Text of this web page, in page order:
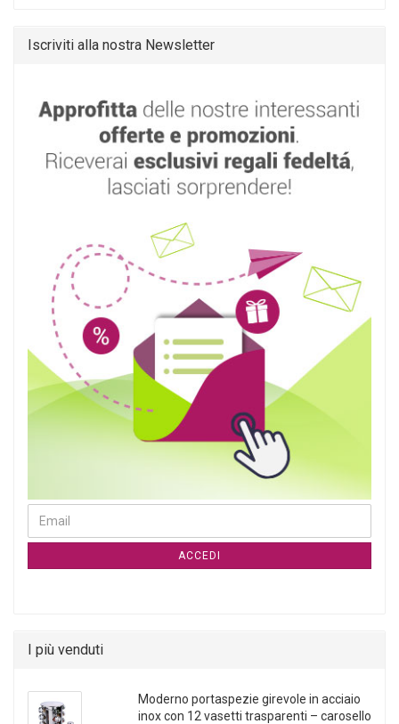
Iscriviti alla nostra Newsletter
ACCEDI
I più venduti
Moderno portaspezie girevole in acciaio
inox con 12 vasetti trasparenti – carosello